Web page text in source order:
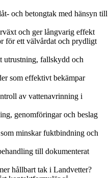
och betongtak med hänsyn till
och ger långvarig effekt
för ett välvårdat och prydligt
utrustning, fallskydd och
som effektivt bekämpar
av vattenavrinning i
genomföringar och beslag
minskar fuktbindning och
till dokumenterat
hållbart tak i Landvetter?